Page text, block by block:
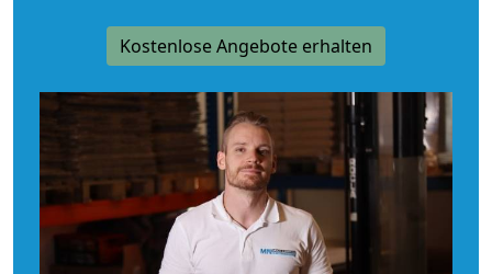
Kostenlose Angebote erhalten